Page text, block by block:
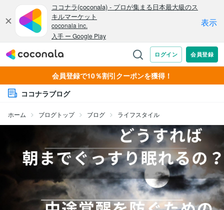
会員登録で10％割引クーポンを獲得！
ココナラブログ
ホーム ブログトップ ブログ ライフスタイル